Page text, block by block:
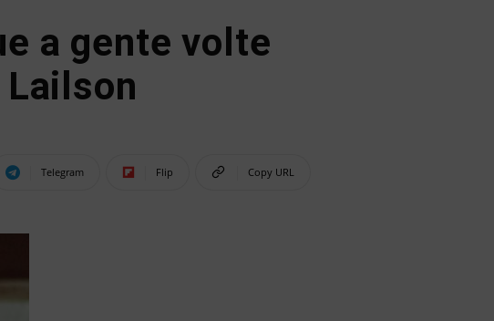
a gente volte
Lailson
Telegram Flip Copy URL